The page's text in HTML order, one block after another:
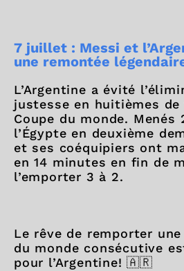
7 juillet : Messi et
une remontée
L’Argentine a évité
justesse en huitièmes
Coupe du monde. Menés
l’Égypte en deuxième
et ses coéquipiers ont
en 14 minutes en fin de
l’emporter 3 à 2.
Le rêve de remporter
du monde consécutive
pour l’Argentine! 🇦🇷